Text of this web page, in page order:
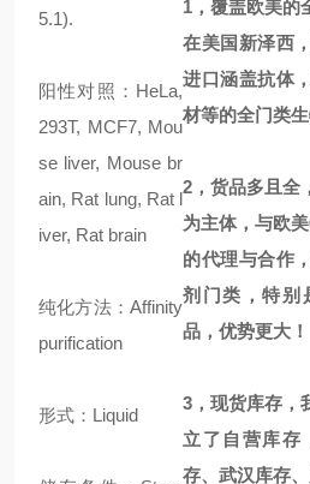
5.1).
阳性对照：HeLa,
293T, MCF7, Mou
se liver, Mouse br
ain, Rat lung, Rat l
iver, Rat brain
纯化方法：Affinity
purification
形式：Liquid
1，覆盖欧美的
在美国新泽西
进口涵盖抗体
材等的全门类生
2，货品多且全
为主体，与欧
的代理与合作
剂门类，特别
品，优势更大！
3，现货库存，
立了自营库存
存、武汉库存